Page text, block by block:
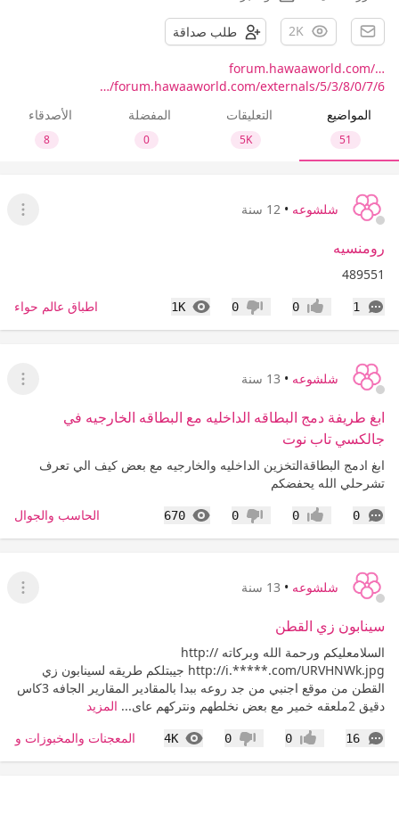
2K طلب صداقة
forum.hawaaworld.com/…
forum.hawaaworld.com/externals/5/3/8/0/7/6/…
المواضيع
51
التعليقات
5K
المفضلة
0
الأصدقاء
8
شلشوعه • 12 سنة
عرض
رومنسيه
489551
1
التعليقات إعجاب0 عدم إعجاب
0
1K
المشاهدات اطباق عالم حواء
شلشوعه • 13 سنة
عرض
ابغ طريفة دمج البطاقه الداخليه مع البطاقه الخارجيه في
جالكسي تاب نوت
ابغ ادمج البطاقةالتخزين الداخليه والخارجيه مع بعض كيف الي تعرف
تشرحلي الله يحفضكم
0
التعليقات إعجاب0 عدم إعجاب
0
670
المشاهدات الحاسب والجوال
شلشوعه • 13 سنة
عرض
سينابون زي القطن
السلامعليكم ورحمة الله وبركاته http://
http://i.*****.com/URVHNWk.jpg جيبتلكم طريقه لسينابون زي
القطن من موقع اجنبي من جد روعه ببدا بالمقادير المقارير الجافه 3كاس
دقيق 2ملعقه خمير مع بعض نخلطهم ونتركهم عاى...
المزيد
16
التعليقات إعجاب0 عدم إعجاب
0
4K
المشاهدات المعجنات والمخبوزات